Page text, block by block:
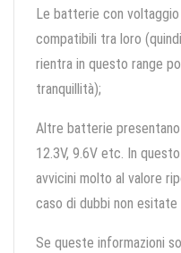
Le batterie con
compatibili tra loro
rientra in questo range
tranquillità);
Altre batterie
12.3V, 9.6V etc. In
avvicini molto al valore
caso di dubbi non
Se queste informazioni